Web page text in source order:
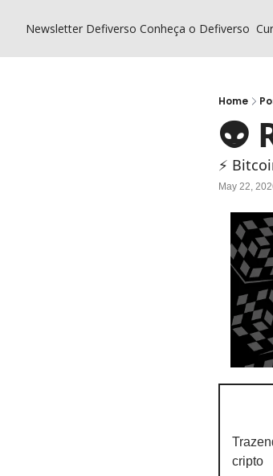
Newsletter Defiverso Conheça o Defiverso
Home
👽
⚡
May 22,
cripto